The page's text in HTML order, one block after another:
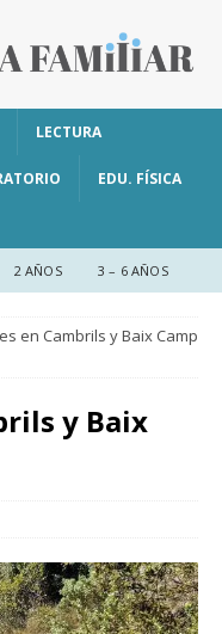
LECTURA
EDU. FÍSICA
2 AÑOS 3 – 6 AÑOS
en Cambrils y Baix Camp
y Baix